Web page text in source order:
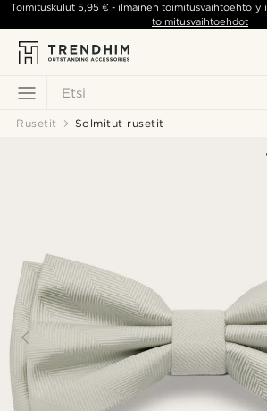
Etsi
Toimituskulut5,95 € - ilmainen toimitusvaihtoehto yli
toimitusvaihtoehdot
Rusetit Solmitut rusetit